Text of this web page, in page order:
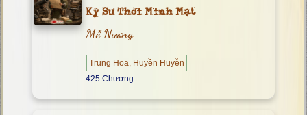
Kỹ Sư Thời Minh Mạt
Mễ Nương
Trung Hoa, Huyền Huyễn
425 Chương